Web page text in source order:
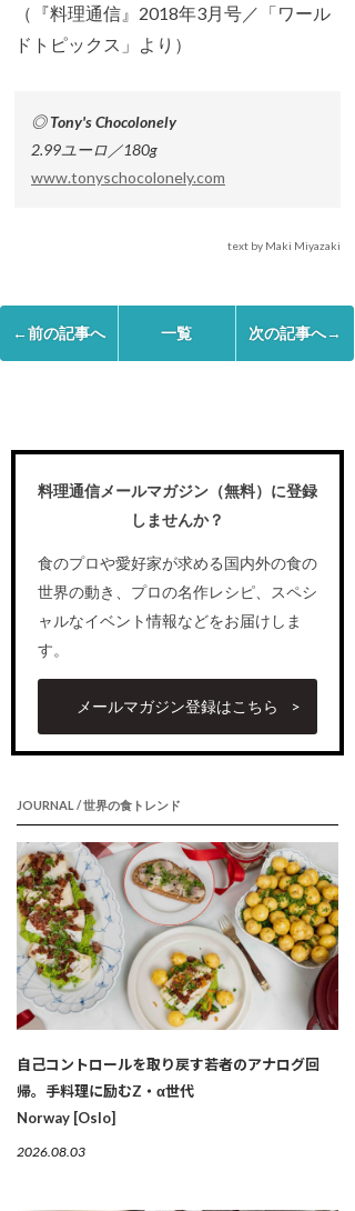
（『料理通信』2018年3月号／「ワール
ドトピックス」より）
◎ Tony's Chocolonely
2.99ユーロ／180g
www.tonyschocolonely.com
text by Maki Miyazaki
←前の記事へ 一覧 次の記事へ→
料理通信メールマガジン（無料）に登録
しませんか？
食のプロや愛好家が求める国内外の食の
世界の動き、プロの名作レシピ、スペシ
ャルなイベント情報などをお届けしま
す。
メールマガジン登録はこちら
JOURNAL / 世界の食トレンド
自己コントロールを取り戻す若者のアナログ回
帰。手料理に励むZ・α世代
Norway [Oslo]
2026.08.03